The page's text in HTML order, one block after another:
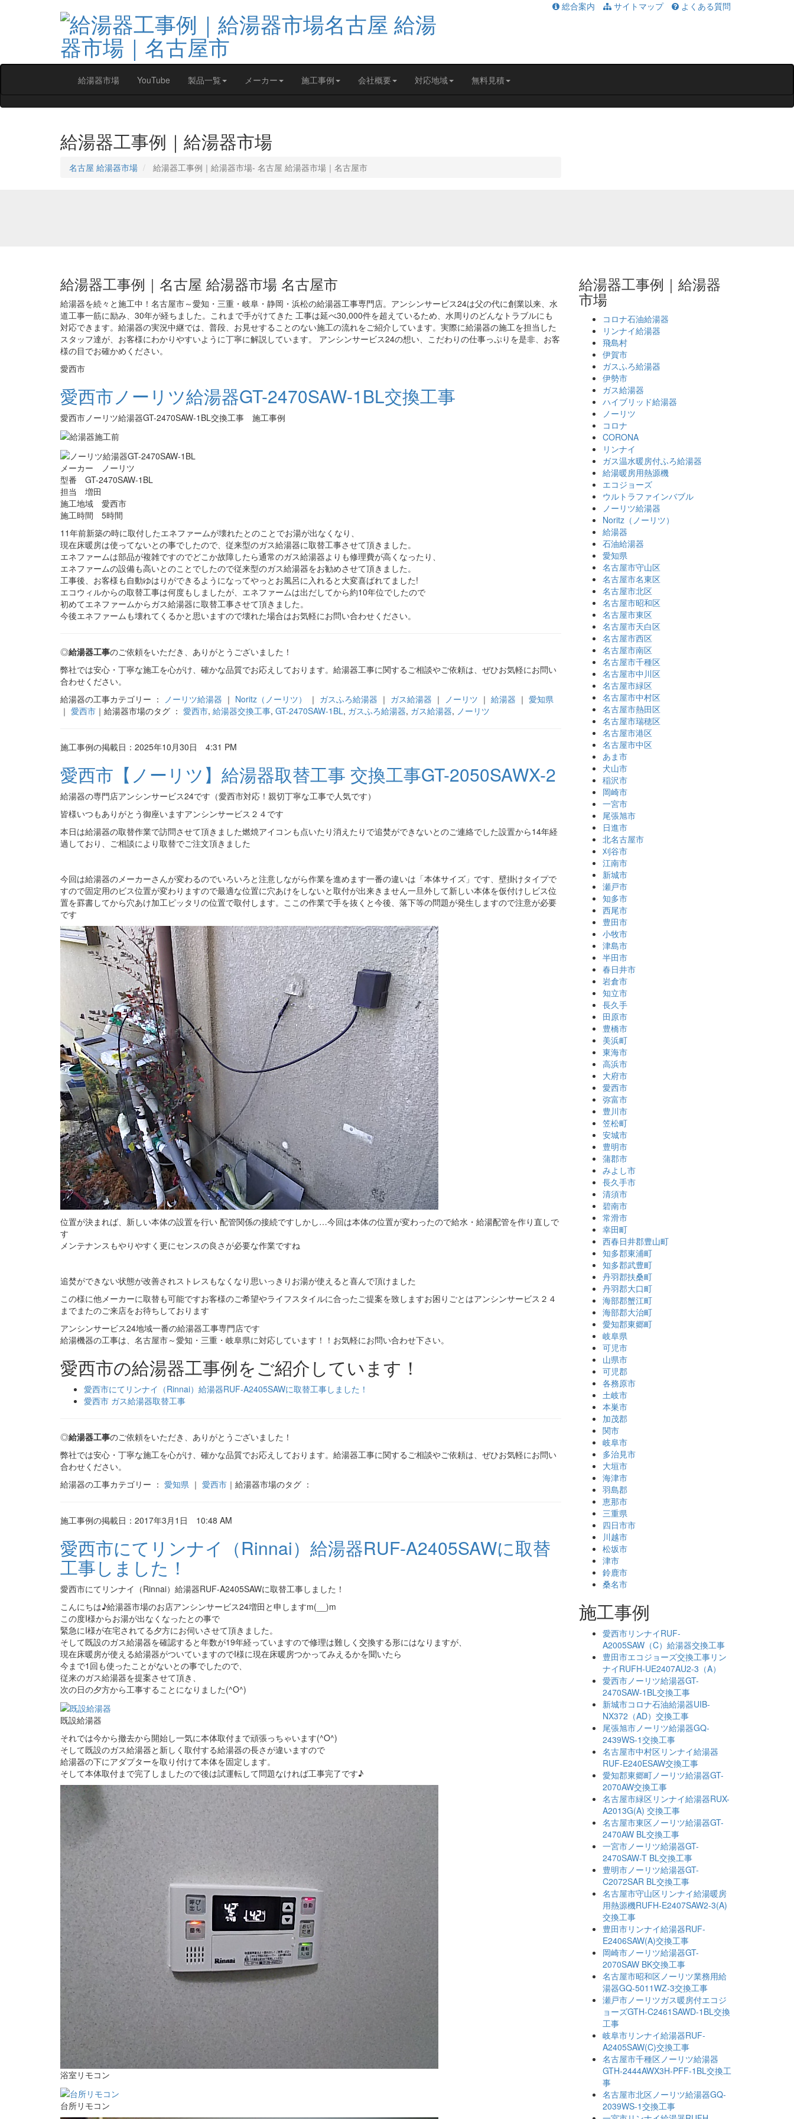
総合案内 サイトマップ よくある質問
給湯器市場 YouTube 製品一覧 メーカー 施工事例 会社概要 対応地域 無料見積
給湯器工事例｜給湯器市場
名古屋 給湯器市場 給湯器工事例｜給湯器市場‐ 名古屋 給湯器市場｜名古屋市
給湯器工事例｜名古屋 給湯器市場 名古屋市
給湯器を続々と施工中！名古屋市～愛知・三重・岐阜・静岡・浜松の給湯器工事専門店。アンシンサービス24は父の代に創業以来、水
道工事一筋に励み、30年が経ちました。これまで手がけてきた 工事は延べ30,000件を超えているため、水周りのどんなトラブルにも
対応できます。給湯器の実況中継では、普段、お見せすることのない施工の流れをご紹介しています。実際に給湯器の施工を担当した
スタッフ達が、お客様にわかりやすいように丁寧に解説しています。 アンシンサービス24の想い、こだわりの仕事っぷりを是非、お客
様の目でお確かめください。
愛西市
愛西市ノーリツ給湯器GT-2470SAW-1BL交換工事
愛西市ノーリツ給湯器GT-2470SAW-1BL交換工事 施工事例
メーカー ノーリツ
型番 GT-2470SAW-1BL
担当 増田
施工地域 愛西市
施工時間 5時間
11年前新築の時に取付したエネファームが壊れたとのことでお湯が出なくなり、
現在床暖房は使ってないとの事でしたので、従来型のガス給湯器に取替工事させて頂きました。
エネファームは部品が複雑ですのでどこか故障したら通常のガス給湯器よりも修理費が高くなったり、
エネファームの設備も高いとのことでしたので従来型のガス給湯器をお勧めさせて頂きました。
工事後、お客様も自動ゆはりができるようになってやっとお風呂に入れると大変喜ばれてました!
エコウィルからの取替工事は何度もしましたが、エネファームは出だしてから約10年位でしたので
初めてエネファームからガス給湯器に取替工事させて頂きました。
今後エネファームも壊れてくるかと思いますので壊れた場合はお気軽にお問い合わせください。
◎給湯器工事のご依頼をいただき、ありがとうございました！
弊社では安心・丁寧な施工を心がけ、確かな品質でお応えしております。給湯器工事に関するご相談やご依頼は、ぜひお気軽にお問い
合わせください。
給湯器の工事カテゴリー ：
ノーリツ給湯器 ｜ Noritz（ノーリツ） ｜ ガスふろ給湯器 ｜ ガス給湯器 ｜ ノーリツ ｜ 給湯器 ｜ 愛知県
｜ 愛西市 ｜給湯器市場のタグ ： 愛西市, 給湯器交換工事, GT-2470SAW-1BL, ガスふろ給湯器, ガス給湯器, ノーリツ
施工事例の掲載日：2025年10月30日 4:31 PM
愛西市【ノーリツ】給湯器取替工事 交換工事GT-2050SAWX-2
給湯器の専門店アンシンサービス24です（愛西市対応！親切丁寧な工事で人気です）
皆様いつもありがとう御座いますアンシンサービス２４です
本日は給湯器の取替作業で訪問させて頂きました燃焼アイコンも点いたり消えたりで追焚ができないとのご連絡でした設置から14年経
過しており、ご相談により取替でご注文頂きました
今回は給湯器のメーカーさんが変わるのでいろいろと注意しながら作業を進めます一番の違いは「本体サイズ」です、壁掛けタイプで
すので固定用のビス位置が変わりますので最適な位置に穴あけをしないと取付が出来きません一旦外して新しい本体を仮付けしビス位
置を罫書してから穴あけ加工ピッタリの位置で取付します。ここの作業で手を抜くと今後、落下等の問題が発生しますので注意が必要
です
位置が決まれば、新しい本体の設置を行い 配管関係の接続ですしかし…今回は本体の位置が変わったので給水・給湯配管を作り直しで
す
メンテナンスもやりやすく更にセンスの良さが必要な作業ですね
追焚ができない状態が改善されストレスもなくなり思いっきりお湯が使えると喜んで頂けました
この様に他メーカーに取替も可能ですお客様のご希望やライフスタイルに合ったご提案を致しますお困りごとはアンシンサービス２４
までまたのご来店をお待ちしております
アンシンサービス24地域一番の給湯器工事専門店です
給湯機器の工事は、名古屋市～愛知・三重・岐阜県に対応しています！！お気軽にお問い合わせ下さい。
愛西市の給湯器工事例をご紹介しています！
愛西市にてリンナイ（Rinnai）給湯器RUF-A2405SAWに取替工事しました！
愛西市 ガス給湯器取替工事
◎給湯器工事のご依頼をいただき、ありがとうございました！
弊社では安心・丁寧な施工を心がけ、確かな品質でお応えしております。給湯器工事に関するご相談やご依頼は、ぜひお気軽にお問い
合わせください。
給湯器の工事カテゴリー ： 愛知県 ｜ 愛西市 ｜給湯器市場のタグ ：
施工事例の掲載日：2017年3月1日 10:48 AM
愛西市にてリンナイ（Rinnai）給湯器RUF-A2405SAWに取替
工事しました！
愛西市にてリンナイ（Rinnai）給湯器RUF-A2405SAWに取替工事しました！
こんにちは♪給湯器市場のお店アンシンサービス24増田と申しますm(__)m
この度I様からお湯が出なくなったとの事で
緊急にI様が在宅されてる夕方にお伺いさせて頂きました。
そして既設のガス給湯器を確認すると年数が19年経っていますので修理は難しく交換する形にはなりますが、
現在床暖房が使える給湯器がついていますのでI様に現在床暖房つかってみえるかを聞いたら
今まで1回も使ったことがないとの事でしたので、
従来のガス給湯器を提案させて頂き、
次の日の夕方から工事することになりました(^O^)
既設給湯器
それでは今から撤去から開始し一気に本体取付まで頑張っちゃいます(^O^)
そして既設のガス給湯器と新しく取付する給湯器の長さが違いますので
給湯器の下にアダプターを取り付けて本体を固定します。
そして本体取付まで完了しましたので後は試運転して問題なければ工事完了です♪
浴室リモコン
台所リモコン
給湯器工事例｜給湯器
市場
コロナ石油給湯器
リンナイ給湯器
飛島村
伊賀市
ガスふろ給湯器
伊勢市
ガス給湯器
ハイブリッド給湯器
ノーリツ
コロナ
CORONA
リンナイ
ガス温水暖房付ふろ給湯器
給湯暖房用熱源機
エコジョーズ
ウルトラファインバブル
ノーリツ給湯器
Noritz（ノーリツ）
給湯器
石油給湯器
愛知県
名古屋市守山区
名古屋市名東区
名古屋市北区
名古屋市昭和区
名古屋市東区
名古屋市天白区
名古屋市西区
名古屋市南区
名古屋市千種区
名古屋市中川区
名古屋市緑区
名古屋市中村区
名古屋市熱田区
名古屋市瑞穂区
名古屋市港区
名古屋市中区
あま市
犬山市
稲沢市
岡崎市
一宮市
尾張旭市
日進市
北名古屋市
刈谷市
江南市
新城市
瀬戸市
知多市
西尾市
豊田市
小牧市
津島市
半田市
春日井市
岩倉市
知立市
長久手
田原市
豊橋市
美浜町
東海市
高浜市
大府市
愛西市
弥富市
豊川市
笠松町
安城市
豊明市
蒲郡市
みよし市
長久手市
清須市
碧南市
常滑市
幸田町
西春日井郡豊山町
知多郡東浦町
知多郡武豊町
丹羽郡扶桑町
丹羽郡大口町
海部郡蟹江町
海部郡大治町
愛知郡東郷町
岐阜県
可児市
山県市
可児郡
各務原市
土岐市
本巣市
加茂郡
関市
岐阜市
多治見市
大垣市
海津市
羽島郡
恵那市
三重県
四日市市
川越市
松坂市
津市
鈴鹿市
桑名市
施工事例
愛西市リンナイRUF-
A2005SAW（C）給湯器交換工事
豊田市エコジョーズ交換工事リン
ナイRUFH-UE2407AU2-3（A）
愛西市ノーリツ給湯器GT-
2470SAW-1BL交換工事
新城市コロナ石油給湯器UIB-
NX372（AD）交換工事
尾張旭市ノーリツ給湯器GQ-
2439WS-1交換工事
名古屋市中村区リンナイ給湯器
RUF-E240ESAW交換工事
愛知郡東郷町ノーリツ給湯器GT-
2070AW交換工事
名古屋市緑区リンナイ給湯器RUX-
A2013G(A) 交換工事
名古屋市東区ノーリツ給湯器GT-
2470AW BL交換工事
一宮市ノーリツ給湯器GT-
2470SAW-T BL交換工事
豊明市ノーリツ給湯器GT-
C2072SAR BL交換工事
名古屋市守山区リンナイ給湯暖房
用熱源機RUFH-E2407SAW2-3(A)
交換工事
豊田市リンナイ給湯器RUF-
E2406SAW(A)交換工事
岡崎市ノーリツ給湯器GT-
2070SAW BK交換工事
名古屋市昭和区ノーリツ業務用給
湯器GQ-5011WZ-3交換工事
瀬戸市ノーリツガス暖房付エコジ
ョーズGTH-C2461SAWD-1BL交換
工事
岐阜市リンナイ給湯器RUF-
A2405SAW(C)交換工事
名古屋市千種区ノーリツ給湯器
GTH-2444AWX3H-PFF-1BL交換工
事
名古屋市北区ノーリツ給湯器GQ-
2039WS-1交換工事